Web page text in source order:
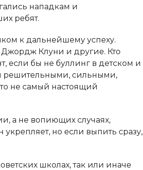
нападкам и
ребят.
к дальнейшему успеху.
Клуни и другие. Кто
если бы не буллинг в детском и
решительными, сильными,
не самый настоящий
а не вопиющих случаях,
но если выпить сразу,
школах, так или иначе